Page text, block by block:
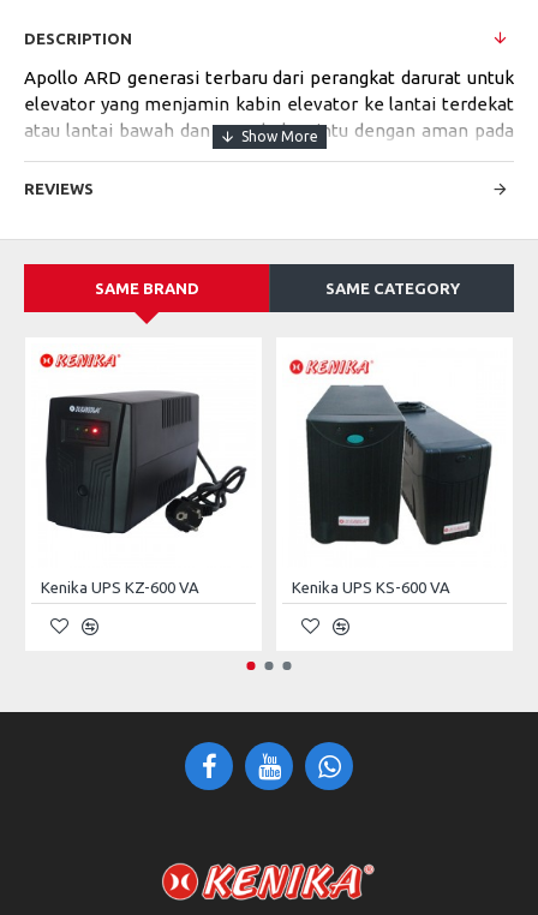
DESCRIPTION
Apollo ARD generasi terbaru dari perangkat darurat untuk
elevator yang menjamin kabin elevator ke lantai terdekat
atau lantai bawah dan membuka pintu dengan aman pada
saat terjadi gangguan pada sistem teganggan listrik.
Smart CPU Microprocessor Based sebagai dasar dari Apollo
keadaan darurat.
Apollo ARD dapat dipasang pada semua type Control
System Elevator. Apollo ARD menggunakan batery kering
sehingga bebas perawatan serta instalasi yang mudah.
Specifications:
MODEL ARD-40
AC Input
380Vac / 415Vac +/- 20%
Three Phase Input.
DC Voltage 96Vdc; 12V 7Ah x8
Controlled Rectifier CVCC
Technology
IGBT based PWM Sine
REVIEWS
SAME BRAND SAME CATEGORY
Kenika UPS KZ-600 VA Kenika UPS KS-600 VA